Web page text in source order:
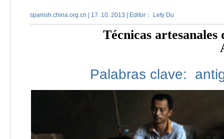
spanish.china.org.cn | 17. 10. 2013 | Editor： Lety Du
Técnicas
Palabras clave: